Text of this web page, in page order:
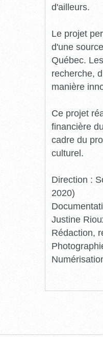
d'ailleurs.
Le projet
d'une
Québec.
recherche,
manière
Ce projet
financière
cadre du
culturel.
Direction :
2020)
Justine
Rédaction,